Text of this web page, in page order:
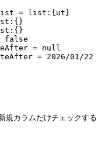
=
list: {ut}
{}
{}
false
=
null
=
2026/01/22